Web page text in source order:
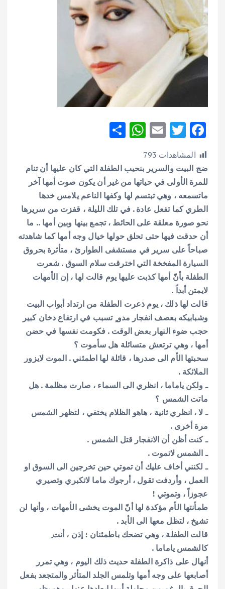
F
ac
e
b
o
o
k
T
w
it
te
r
E
ai
l
W
at
s
A
p
p
ar
e
المشاهدات 793
ضج البيت والسرير بنحيب الطفلة التي كان عليها أن تنام
للمرة الأولى في حياتها من غير أن يكون صوت أمها آخر
ماتسمعه ، وهي تبتسم لها وكفها الناعم يلامس خدها
الطري كما تفعل عادة . في تلك الليلة ، قفزت من سريرها
نحو صورة معلقة على الحائط ، تجمع بينها وبين أمها .. ما
أن حدقت فيها حتى تحلق حولها خيال وجه أمها كما شاهدته
صباحاً على سرير في مستشفى الطوارئ ، متأثرة بحروق
السيارة المفخخة التي اخترقت سلام السوق . شعرت
الطفلة بأنّ أمها كذبت عليها يوم قالت لها ، إن الأمهات
لايمتن أبداً .
قالت لها ذلك ، يوم ذعرت الطفلة من ارتداد أبواب البيت
وشبابيكه بعصف انفجار مدو ٍ تسبب في ارتفاع دخان كبير
حجب ضوء النهار بعض الوقت . فكومت نفسها في حضن
أمها ، وهي ترتعش متسائلة هل سأموت ؟
سحبتها الأم الى صدرها ، قائلة لها اطمئني . الموت لايزور
الملائكة .
ـ ولكن ياماما ، انظري الى السماء ، صارت مظلمة . هل
ماتت الشمس ؟
ـ لا ، انظري ثانية ، هاهو الظلام يختفي ، لتظهر الشمس
مرة أخرى .
ـ كنت أظن أن الانفجار قتل الشمس .
ـ الشمس لاتموت .
ـ لكنني أخاف عليك أن تموتي حين تخرجين الى السوق او
العمل ، وأردفت تقول ، أرجوك ماما لاتكبري وتصيري
عجوزاً ، وتموتي !
طمأنتها الأم مؤكدة لها أنّ الموت يخشى الأمهات ، وأنها لن
تشيخ ، لتظل معها الى الأبد .
قالت الطفلة ، وهي تضحك باطمئنان : إذن ، أنت ِ
كالشمس ياماما .
أنهال على ذاكرة الطفلة حديث ذلك اليوم ، وهي تمرر
أصابعها على وجه أمها وتلمس الجلد المتأثر والمتجعد بفعل